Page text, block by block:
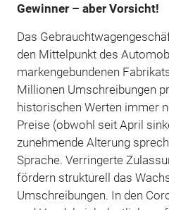
Gewinner – aber Vorsicht!
Das
den Mittelpunkt des
markengebundenen
Millionen Umschreibungen
historischen Werten immer
Preise (obwohl seit April
zunehmende Alterung
Sprache. Verringerte
fördern strukturell das
Umschreibungen. In den